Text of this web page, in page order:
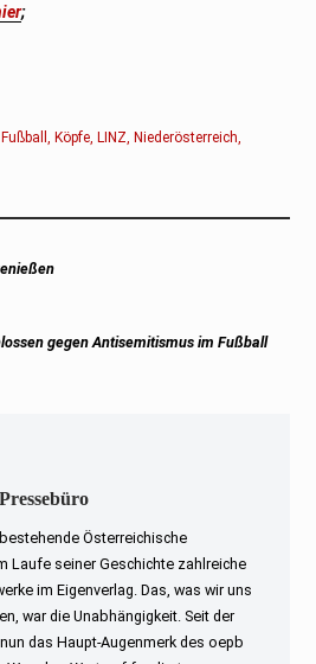
;
Fußball,Köpfe,LINZ,Niederösterreich,
gegen Antisemitismus im Fußball
Österreichische
Laufe seiner Geschichte zahlreiche
im Eigenverlag. Das, was wir uns
war die Unabhängigkeit. Seit der
das Haupt-Augenmerk des oepb